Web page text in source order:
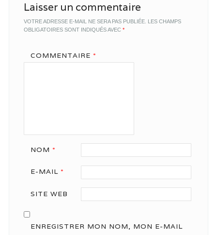
Laisser un commentaire
VOTRE ADRESSE E-MAIL NE SERA PAS PUBLIÉE. LES CHAMPS
OBLIGATOIRES SONT INDIQUÉS AVEC *
COMMENTAIRE *
NOM *
E-MAIL *
SITE WEB
ENREGISTRER MON NOM, MON E-MAIL